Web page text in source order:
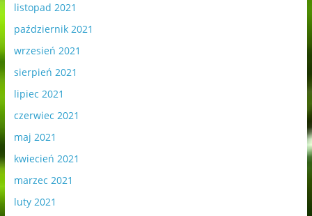
listopad 2021
październik 2021
wrzesień 2021
sierpień 2021
lipiec 2021
czerwiec 2021
maj 2021
kwiecień 2021
marzec 2021
luty 2021